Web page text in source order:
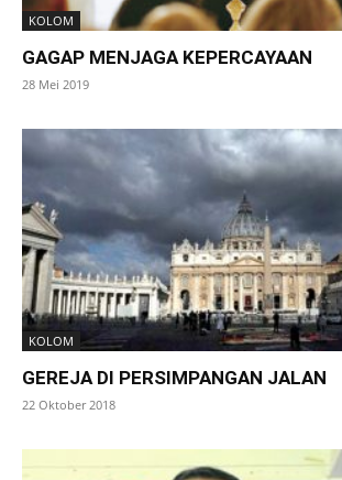
KOLOM
GAGAP MENJAGA KEPERCAYAAN
28 Mei 2019
KOLOM
GEREJA DI PERSIMPANGAN JALAN
22 Oktober 2018